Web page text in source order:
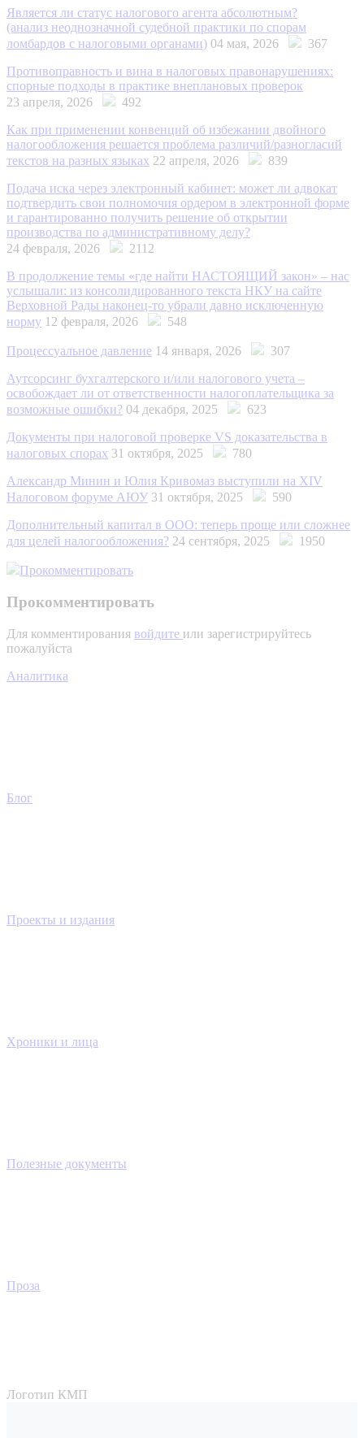
Является ли статус налогового агента абсолютным?
(анализ неоднозначной судебной практики по спорам
ломбардов с налоговыми органами) 04 мая, 2026
367
Противоправность и вина в налоговых правонарушениях:
спорные подходы в практике внеплановых проверок
23 апреля, 2026
492
Как при применении конвенций об избежании двойного
налогообложения решается проблема различий/разногласий
текстов на разных языках 22 апреля, 2026
839
Подача иска через электронный кабинет: может ли адвокат
подтвердить свои полномочия ордером в электронной форме
и гарантированно получить решение об открытии
производства по административному делу?
24 февраля, 2026
2112
В продолжение темы «где найти НАСТОЯЩИЙ закон» – нас
услышали: из консолидированного текста НКУ на сайте
Верховной Рады наконец-то убрали давно исключенную
норму 12 февраля, 2026 548
Процессуальное давление 14 января, 2026
307
Аутсорсинг бухгалтерского и/или налогового учета –
освобождает ли от ответственности налогоплательщика за
возможные ошибки? 04 декабря, 2025
623
Документы при налоговой проверке VS доказательства в
налоговых спорах 31 октября, 2025
780
Александр Минин и Юлия Кривомаз выступили на XIV
Налоговом форуме АЮУ 31 октября, 2025
590
Дополнительный капитал в ООО: теперь проще или сложнее
для целей налогообложения? 24 сентября, 2025 1950
Прокомментировать
Прокомментировать
Для комментирования войдите или зарегистрируйтесь
пожалуйста
Аналитика
Блог
Проекты и издания
Хроники и лица
Полезные документы
Проза
Логотип КМП